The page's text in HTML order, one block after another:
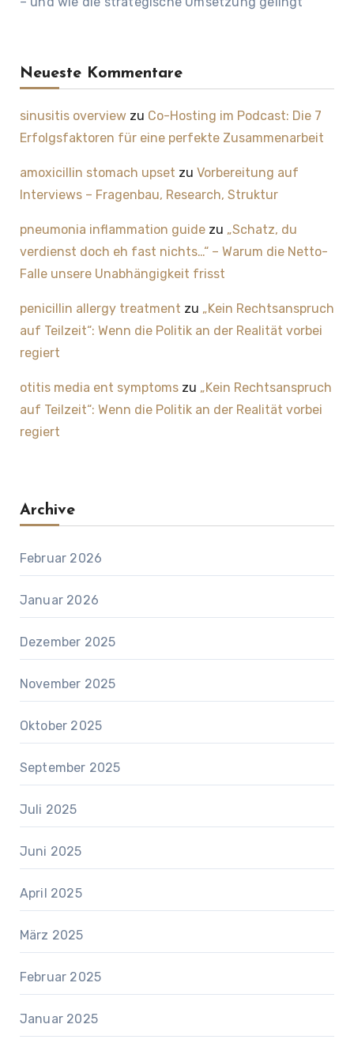
Neueste Kommentare
sinusitis overviewzu Co-Hosting im Podcast: Die 7
Erfolgsfaktoren für eine perfekte Zusammenarbeit
amoxicillin stomach upset zu Vorbereitung auf
Interviews – Fragenbau, Research, Struktur
pneumonia inflammation guidezu „Schatz, du
verdienst doch eh fast nichts…“ – Warum die Netto-
Falle unsere Unabhängigkeit frisst
penicillin allergy treatment zu „Kein Rechtsanspruch
auf Teilzeit“: Wenn die Politik an der Realität vorbei
regiert
otitis media ent symptomszu „Kein Rechtsanspruch
auf Teilzeit“: Wenn die Politik an der Realität vorbei
regiert
Archive
Februar 2026
Januar 2026
Dezember 2025
November 2025
Oktober 2025
September 2025
Juli 2025
Juni 2025
April 2025
März 2025
Februar 2025
Januar 2025